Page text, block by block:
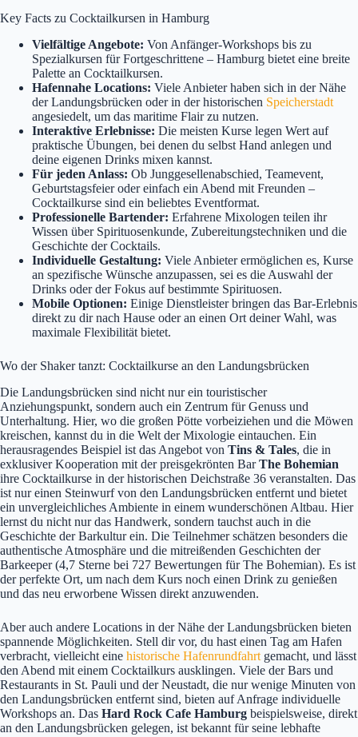
Key Facts zu Cocktailkursen in Hamburg
Vielfältige Angebote: Von Anfänger-Workshops bis zu
Spezialkursen für Fortgeschrittene – Hamburg bietet eine breite
Palette an Cocktailkursen.
Hafennahe Locations: Viele Anbieter haben sich in der Nähe
der Landungsbrücken oder in der historischen Speicherstadt
angesiedelt, um das maritime Flair zu nutzen.
Interaktive Erlebnisse: Die meisten Kurse legen Wert auf
praktische Übungen, bei denen du selbst Hand anlegen und
deine eigenen Drinks mixen kannst.
Für jeden Anlass: Ob Junggesellenabschied, Teamevent,
Geburtstagsfeier oder einfach ein Abend mit Freunden –
Cocktailkurse sind ein beliebtes Eventformat.
Professionelle Bartender: Erfahrene Mixologen teilen ihr
Wissen über Spirituosenkunde, Zubereitungstechniken und die
Geschichte der Cocktails.
Individuelle Gestaltung: Viele Anbieter ermöglichen es, Kurse
an spezifische Wünsche anzupassen, sei es die Auswahl der
Drinks oder der Fokus auf bestimmte Spirituosen.
Mobile Optionen: Einige Dienstleister bringen das Bar-Erlebnis
direkt zu dir nach Hause oder an einen Ort deiner Wahl, was
maximale Flexibilität bietet.
Wo der Shaker tanzt: Cocktailkurse an den Landungsbrücken
Die Landungsbrücken sind nicht nur ein touristischer
Anziehungspunkt, sondern auch ein Zentrum für Genuss und
Unterhaltung. Hier, wo die großen Pötte vorbeiziehen und die Möwen
kreischen, kannst du in die Welt der Mixologie eintauchen. Ein
herausragendes Beispiel ist das Angebot von Tins & Tales, die in
exklusiver Kooperation mit der preisgekrönten BarThe Bohemian
ihre Cocktailkurse in der historischen Deichstraße 36 veranstalten. Das
ist nur einen Steinwurf von den Landungsbrücken entfernt und bietet
ein unvergleichliches Ambiente in einem wunderschönen Altbau. Hier
lernst du nicht nur das Handwerk, sondern tauchst auch in die
Geschichte der Barkultur ein. Die Teilnehmer schätzen besonders die
authentische Atmosphäre und die mitreißenden Geschichten der
Barkeeper (4,7 Sterne bei 727 Bewertungen für The Bohemian). Es ist
der perfekte Ort, um nach dem Kurs noch einen Drink zu genießen
und das neu erworbene Wissen direkt anzuwenden.
Aber auch andere Locations in der Nähe der Landungsbrücken bieten
spannende Möglichkeiten. Stell dir vor, du hast einen Tag am Hafen
verbracht, vielleicht eine historische Hafenrundfahrt gemacht, und lässt
den Abend mit einem Cocktailkurs ausklingen. Viele der Bars und
Restaurants in St. Pauli und der Neustadt, die nur wenige Minuten von
den Landungsbrücken entfernt sind, bieten auf Anfrage individuelle
Workshops an. Das Hard Rock Cafe Hamburg beispielsweise, direkt
an den Landungsbrücken gelegen, ist bekannt für seine lebhafte